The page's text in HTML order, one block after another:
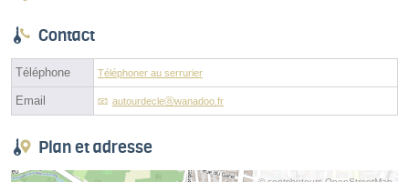
Contact
Téléphone Téléphoner au serrurier
Email autourdecleⓐwanadoo.fr
Plan et adresse